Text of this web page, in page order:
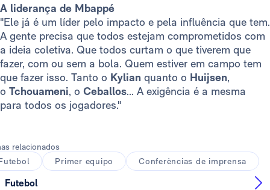
A liderança de Mbappé
"Ele já é um líder pelo impacto e pela influência que tem.
A gente precisa que todos estejam comprometidos com
a ideia coletiva. Que todos curtam o que tiverem que
fazer, com ou sem a bola. Quem estiver em campo tem
que fazer isso. Tanto o Kylian quanto o Huijsen,
o Tchouameni, o Ceballos... A exigência é a mesma
para todos os jogadores."
relacionados
Primer equipo Conferèncias de imprensa
Futebol